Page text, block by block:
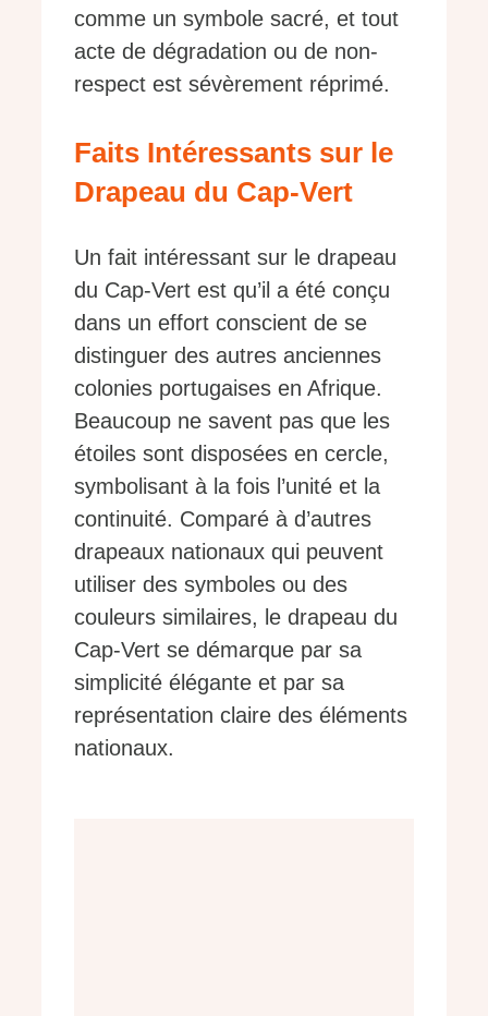
comme un symbole sacré, et tout
acte de dégradation ou de non-
respect est sévèrement réprimé.
Faits Intéressants sur le
Drapeau du Cap-Vert
Un fait intéressant sur le drapeau
du Cap-Vert est qu’il a été conçu
dans un effort conscient de se
distinguer des autres anciennes
colonies portugaises en Afrique.
Beaucoup ne savent pas que les
étoiles sont disposées en cercle,
symbolisant à la fois l’unité et la
continuité. Comparé à d’autres
drapeaux nationaux qui peuvent
utiliser des symboles ou des
couleurs similaires, le drapeau du
Cap-Vert se démarque par sa
simplicité élégante et par sa
représentation claire des éléments
nationaux.